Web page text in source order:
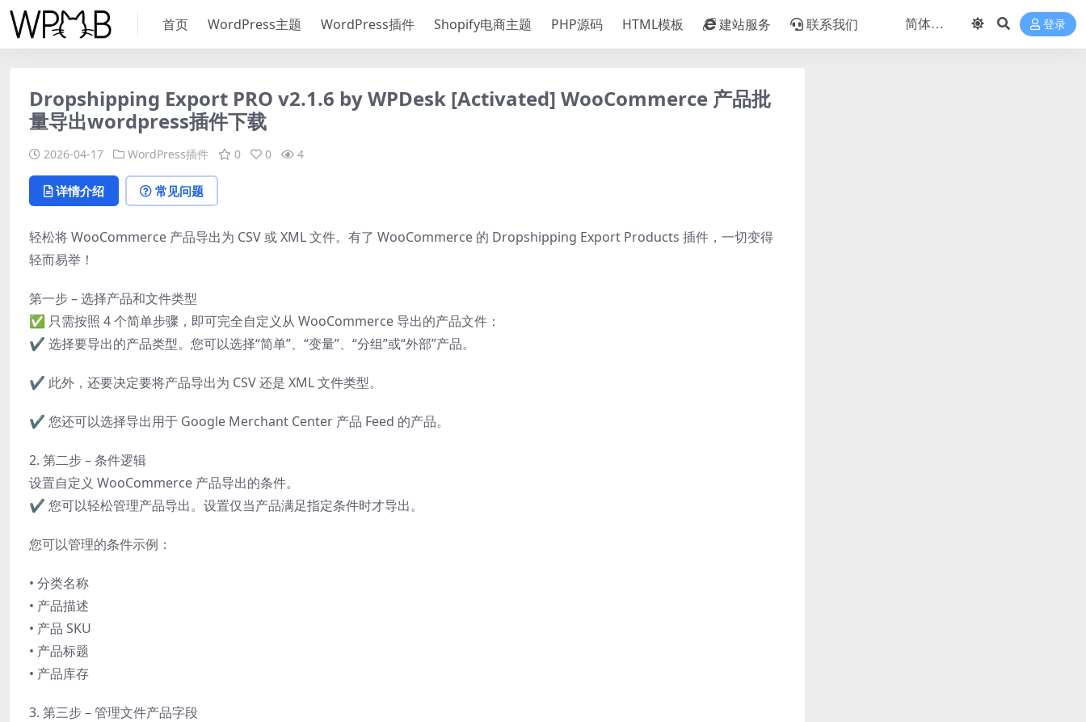
首页 WordPress主题 WordPress插件 Shopify电商主题 PHP源码 HTML模板 建站服务 联系我们 登录
Dropshipping Export PRO v2.1.6 by WPDesk [Activated] WooCommerce 产品批
量导出wordpress插件下载
2026-04-17 WordPress插件 0 0 4
详情介绍 常见问题
轻松将 WooCommerce 产品导出为 CSV 或 XML 文件。有了 WooCommerce 的 Dropshipping Export Products 插件，一切变得
轻而易举！
第一步 – 选择产品和文件类型
✅ 只需按照 4 个简单步骤，即可完全自定义从 WooCommerce 导出的产品文件：
✔️ 选择要导出的产品类型。您可以选择“简单”、“变量”、“分组”或“外部”产品。
✔️ 此外，还要决定要将产品导出为 CSV 还是 XML 文件类型。
✔️ 您还可以选择导出用于 Google Merchant Center 产品 Feed 的产品。
2. 第二步 – 条件逻辑
设置自定义 WooCommerce 产品导出的条件。
✔️ 您可以轻松管理产品导出。设置仅当产品满足指定条件时才导出。
您可以管理的条件示例：
• 分类名称
• 产品描述
• 产品 SKU
• 产品标题
• 产品库存
3. 第三步 – 管理文件产品字段